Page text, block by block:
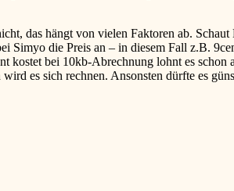
das hängt von vielen Faktoren ab.
Simyo die Preis an – in diesem Fall z.B.
kostet bei 10kb-Abrechnung lohnt es schon
es sich rechnen. Ansonsten dürfte es